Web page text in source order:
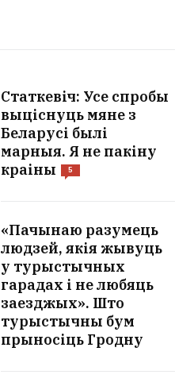
Статкевіч: Усе спробы
выціснуць мяне з
Беларусі былі
марныя. Я не пакіну
краіны
5
«Пачынаю разумець
людзей, якія жывуць
у турыстычных
гарадах і не любяць
заезджых». Што
турыстычны бум
прыносіць Гродну